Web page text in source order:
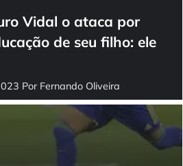
Vidal o ataca por
de seu filho: ele
Por Fernando Oliveira